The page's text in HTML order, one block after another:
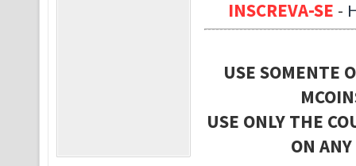
INSCREVA-SE -
USE SOMENTE
USE ONLY THE
ON